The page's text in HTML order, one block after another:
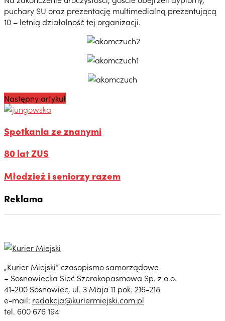
puchary SU oraz prezentację multimedialną prezentującą
10 – letnią działalność tej organizacji.
Następny artykuł
Spotkania ze znanymi
80 lat ZUS
Młodzież i seniorzy razem
Reklama
„Kurier Miejski” czasopismo samorządowe
– Sosnowiecka Sieć Szerokopasmowa Sp. z o.o.
41-200 Sosnowiec, ul. 3 Maja 11 pok. 216-218
e-mail: redakcja@kuriermiejski.com.pl
tel. 600 676 194